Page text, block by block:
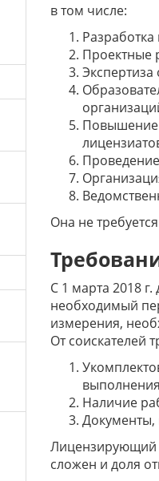
в том числе:
Проектные
Повышение
Она не
С 1 марта 2018
необходимый
измерения,
От соискателей
Наличие
Документы,
Лицензирующий
сложен и доля